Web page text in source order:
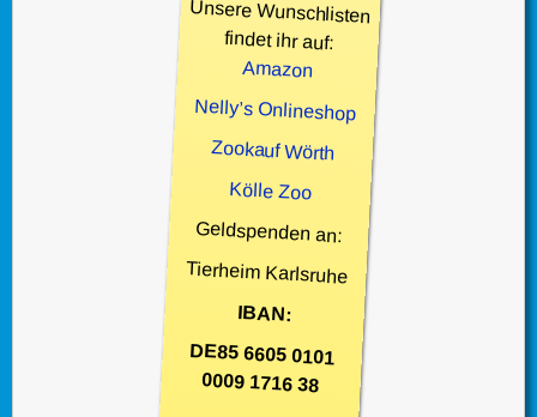
Unsere Wunschlisten
findet ihr auf:
Amazon
Nelly’s Onlineshop
Zookauf Wörth
Kölle Zoo
Geldspenden an:
Tierheim Karlsruhe
IBAN:
DE85 6605 0101
0009 1716 38